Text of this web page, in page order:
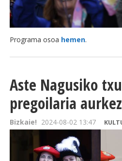
Programa osoa hemen.
Aste Nagusiko
pregoilaria
Bizkaie! 2024-08-02 13:47